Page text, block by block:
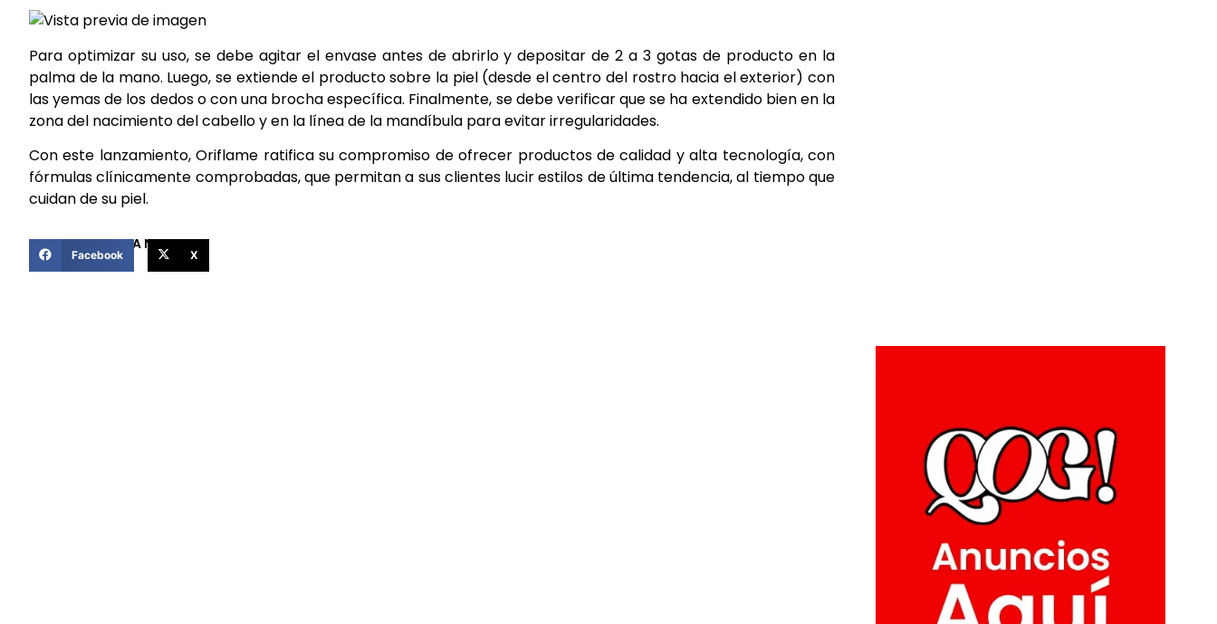
Para optimizar su uso, se debe agitar el envase antes de abrirlo y depositar de 2 a 3 gotas de producto en la
palma de la mano. Luego, se extiende el producto sobre la piel (desde el centro del rostro hacia el exterior) con
las yemas de los dedos o con una brocha específica. Finalmente, se debe verificar que se ha extendido bien en la
zona del nacimiento del cabello y en la línea de la mandíbula para evitar irregularidades.
Con este lanzamiento, Oriflame ratifica su compromiso de ofrecer productos de calidad y alta tecnología, con
fórmulas clínicamente comprobadas, que permitan a sus clientes lucir estilos de última tendencia, al tiempo que
cuidan de su piel.
COMPARTIR ESTA NOTICIA
Facebook X